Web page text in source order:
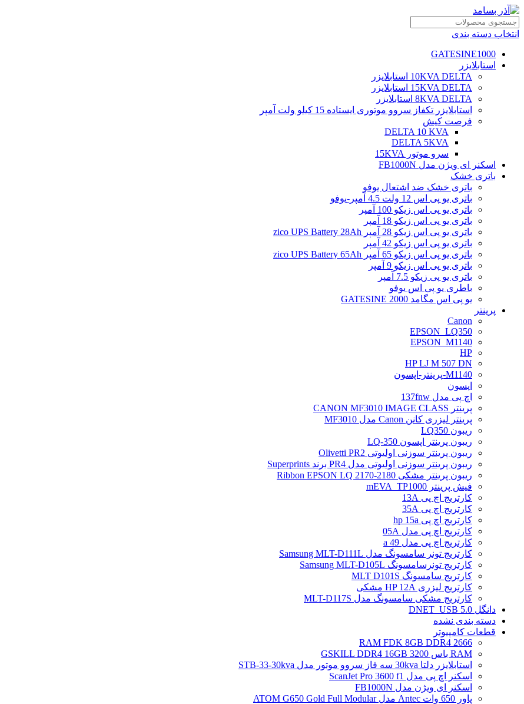
انتخاب دسته بندی
GATESINE1000
استابلایزر
10KVA DELTA استابلایزر
15KVA DELTA استابلایزر
8KVA DELTA استابلایزر
استابلایزر تکفاز سروو موتوری ایستاده 15 کیلو ولت آمپر
فرصت کیش
DELTA 10 KVA
DELTA 5KVA
سرو موتور 15KVA
اسکنر ای ویژن مدل FB1000N
باتری خشک
باتری خشک ضد اشتعال یوفو
باتری یو پی اس 12 ولت 4.5 آمپر-یوفو
باتری یو پی اس زیکو 100 آمپر
باتری یو پی اس زیکو 18 آمپر
باتری یو پی اس زیکو 28 آمپر zico UPS Battery 28Ah
باتری یو پی اس زیکو 42 آمپر
باتری یو پی اس زیکو 65 آمپر zico UPS Battery 65Ah
باتری یو پی اس زیکو 9 آمپر
باتری یو پی زیکو 7.5 آمپر
باطری یو پی اس یوفو
یو پی اس مگامد GATESINE 2000
پرینتر
Canon
EPSON_LQ350
EPSON_M1140
HP
HP LJ M 507 DN
M1140-پرینتر-اپسون
اپسون
اچ پی مدل 137fnw
پرینتر CANON MF3010 IMAGE CLASS
پرینتر لیزری کانن Canon مدل MF3010
ریبون LQ350
ریبون پرینتر اپسون LQ-350
ریبون پرینتر سوزنی اولیوتی Olivetti PR2
ریبون پرینتر سوزنی اولیوتی مدل PR4 برند Superprints
ریبون پرینتر مشکی Ribbon EPSON LQ 2170-2180
فیش پرینتر mEVA_TP1000
کارتریج اچ پی 13A
کارتریج اچ پی 35A
کارتریج اچ پی hp 15a
کارتریج اچ پی مدل 05A
کارتریج اچ پی مدل 49 a
کارتریج تونر سامسونگ مدل Samsung MLT-D111L
کارتریج تونرسامسونگ Samsung MLT-D105L
کارتریج سامسونگ MLT D101S
کارتریج لیزری HP 12A مشکی
کارتریج مشکی سامسونگ مدل MLT-D117S
دانگل DNET_USB 5.0
دسته بندی نشده
قطعات کامپیوتر
RAM FDK 8GB DDR4 2666
RAM باس 3200 GSKILL DDR4 16GB
استابلایزر دلتا 30kva سه فاز سروو موتور مدل STB-33-30kva
اسکنر اچ پی مدل ScanJet Pro 3600 f1
اسکنر ای ویژن مدل FB1000N
پاور 650 وات Antec مدل ATOM G650 Gold Full Modular